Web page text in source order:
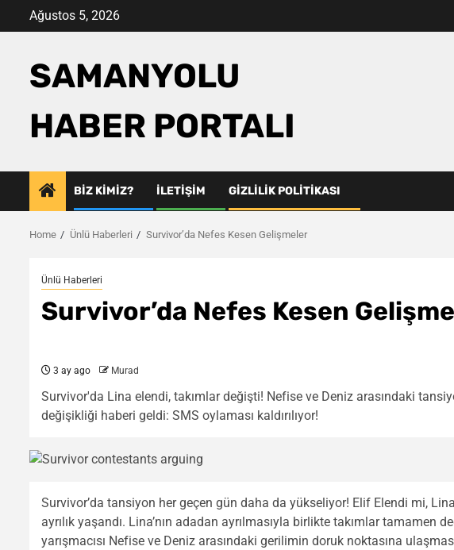
Ağustos 5, 2026
SAMANYOLU
HABER PORTALI
BIZ KIMIZ? İLETIŞIM GIZLILIK POLITIKASI
Home Ünlü Haberleri Survivor’da Nefes Kesen Gelişmeler
Ünlü Haberleri
Survivor’da Nefes Kesen
3 ay ago Murad
Survivor'da Lina elendi, takımlar değişti! Nefise ve Deniz arasındaki
değişikliği haberi geldi: SMS oylaması kaldırılıyor!
Survivor’da tansiyon her geçen gün daha da yükseliyor! Elif Elendi mi,
ayrılık yaşandı. Lina’nın adadan ayrılmasıyla birlikte takımlar tamamen
yarışmacısı Nefise ve Deniz arasındaki gerilimin doruk noktasına